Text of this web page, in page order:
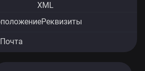
XML
Реквизиты
Почта